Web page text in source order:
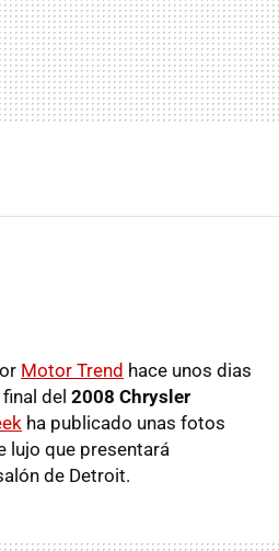
Motor Trend hace unos dias
del 2008 Chrysler
ha publicado unas fotos
lujo que presentará
de Detroit.